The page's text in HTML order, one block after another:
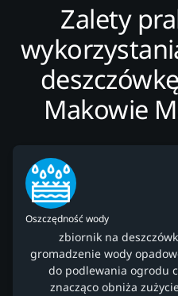
Zalety
Makowie
Oszczędność wody
zbiornik na
gromadzenie wody
do podlewania ogrodu
znacząco obniża